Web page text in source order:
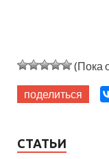
(Пока
поделиться
СТАТЬИ